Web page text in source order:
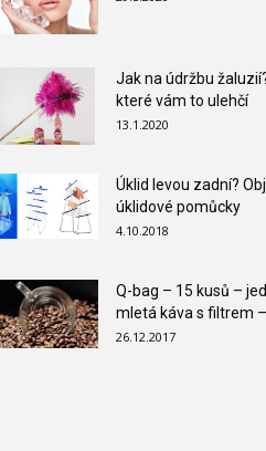
Jak na údržbu
které vám to ulehčí
13.1.2020
Úklid levou zadní?
úklidové pomůcky
4.10.2018
Q-bag – 15 kusů –
mletá káva s filtrem
26.12.2017